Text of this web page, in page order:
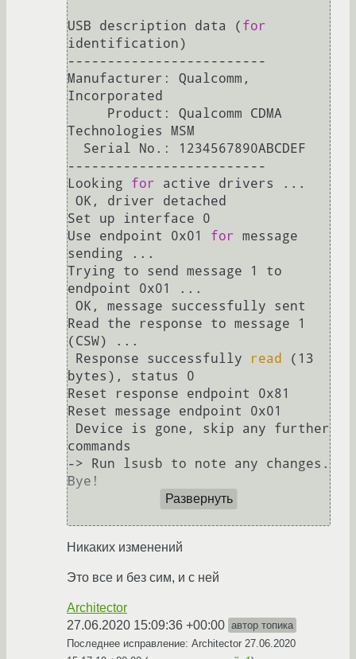
USB description data ( for
identification)
-------------------------
Manufacturer: Qualcomm,
Incorporated
Technologies MSM
-------------------------
Looking for
active drivers ...
Set up interface 0
Use endpoint 0x01 for
message
sending ...
Trying to send message 1 to
endpoint 0x01 ...
Read the response to message 1
(CSW) ...
Response successfully
read
(13
bytes), status 0
Reset response endpoint 0x81
Reset message endpoint 0x01
commands
-> Run lsusb to note any changes.
Bye!
Развернуть
Никаких изменений
Это все и без сим, и с ней
Architector
27.06.2020 15:09:36 +00:00 автор топика
Последнее исправление: Architector 27.06.2020